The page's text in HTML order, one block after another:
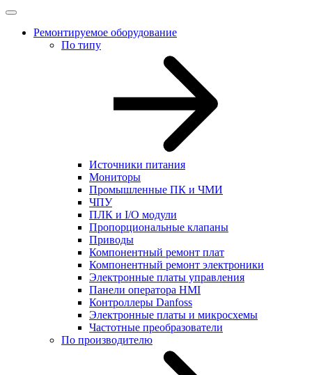
Ремонтируемое оборудование
По типу
Источники питания
Мониторы
Промышленные ПК и ЧМИ
ЧПУ
ПЛК и I/O модули
Пропорциональные клапаны
Приводы
Компонентный ремонт плат
Компонентный ремонт электроники
Электронные платы управления
Панели оператора HMI
Контроллеры Danfoss
Электронные платы и микросхемы
Частотные преобразователи
По производителю